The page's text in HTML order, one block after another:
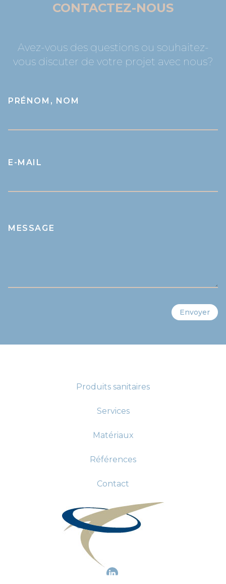
CONTACTEZ-NOUS
Avez-vous des questions ou souhaitez-
vous discuter de votre projet avec nous?
PRÉNOM, NOM
E-MAIL
MESSAGE
Envoyer
Produits sanitaires
Services
Matériaux
Références
Contact